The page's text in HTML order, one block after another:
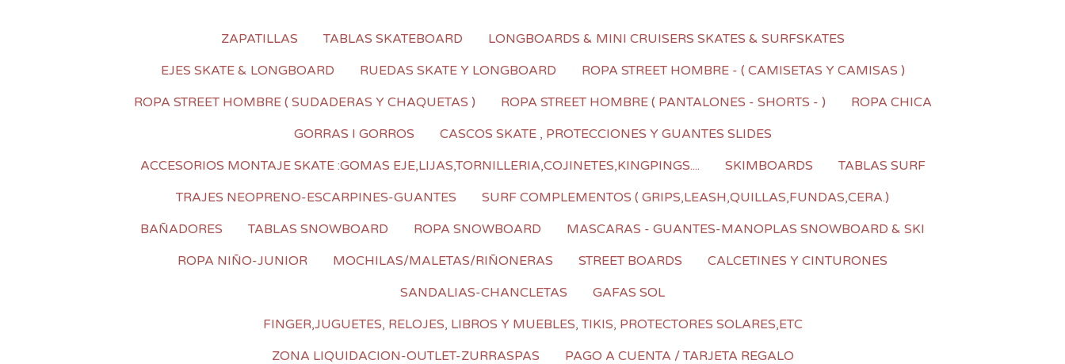
ZAPATILLAS TABLAS SKATEBOARD
LONGBOARDS & MINI CRUISERS SKATES & SURFSKATES
EJES SKATE & LONGBOARD
RUEDAS SKATE Y LONGBOARD
ROPA STREET HOMBRE - ( CAMISETAS Y CAMISAS )
ROPA STREET HOMBRE ( SUDADERAS Y CHAQUETAS )
ROPA STREET HOMBRE ( PANTALONES - SHORTS - )
ROPA CHICA
GORRAS I GORROS
CASCOS SKATE , PROTECCIONES Y GUANTES SLIDES
ACCESORIOS MONTAJE SKATE :GOMAS EJE,LIJAS,TORNILLERIA,COJINETES,KINGPINGS....
SKIMBOARDS
TABLAS SURF
TRAJES NEOPRENO-ESCARPINES-GUANTES
SURF COMPLEMENTOS ( GRIPS,LEASH,QUILLAS,FUNDAS,CERA.)
BAÑADORES
TABLAS SNOWBOARD ROPA SNOWBOARD
MASCARAS - GUANTES-MANOPLAS SNOWBOARD & SKI
ROPA NIÑO-JUNIOR
MOCHILAS/MALETAS/RIÑONERAS STREET BOARDS
CALCETINES Y CINTURONES
SANDALIAS-CHANCLETAS
GAFAS SOL
FINGER,JUGUETES, RELOJES, LIBROS Y MUEBLES, TIKIS, PROTECTORES SOLARES,ETC
ZONA LIQUIDACION-OUTLET-ZURRASPAS
PAGO A CUENTA / TARJETA REGALO